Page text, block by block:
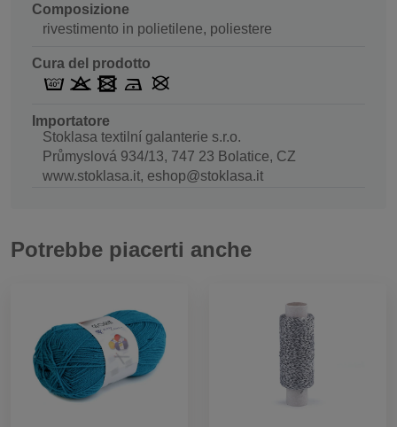
Composizione
rivestimento in polietilene, poliestere
Cura del prodotto
Importatore
Stoklasa textilní galanterie s.r.o.
Průmyslová 934/13, 747 23 Bolatice, CZ
www.stoklasa.it, eshop@stoklasa.it
Potrebbe piacerti anche